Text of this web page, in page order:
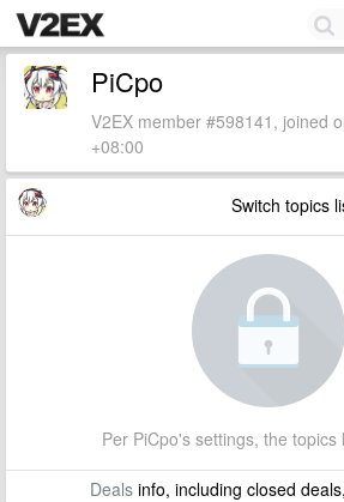
PiCpo
V2EX member #598141, joined
+08:00
Switch topics
Per PiCpo's settings, the topics
Dealsinfo, including closed